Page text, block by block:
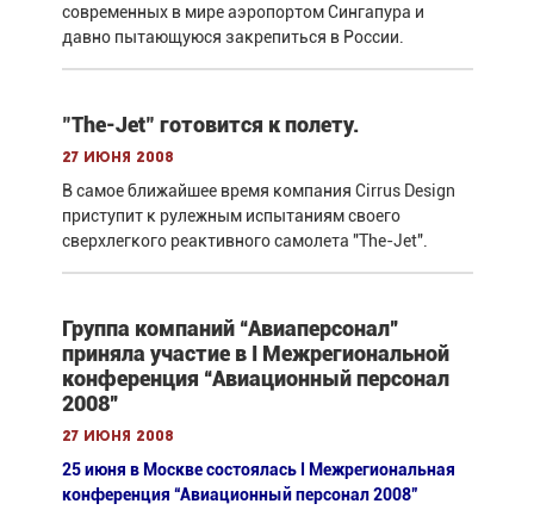
современных в мире аэропортом Сингапура и
давно пытающуюся закрепиться в России.
"The-Jet" готовится к полету.
27 июня 2008
В самое ближайшее время компания Cirrus Design
приступит к рулежным испытаниям своего
сверхлегкого реактивного самолета "The-Jet".
Группа компаний “Авиаперсонал”
приняла участие в I Межрегиональной
конференция “Авиационный персонал
2008”
27 июня 2008
25 июня в Москве состоялась I Межрегиональная
конференция “Авиационный персонал 2008”